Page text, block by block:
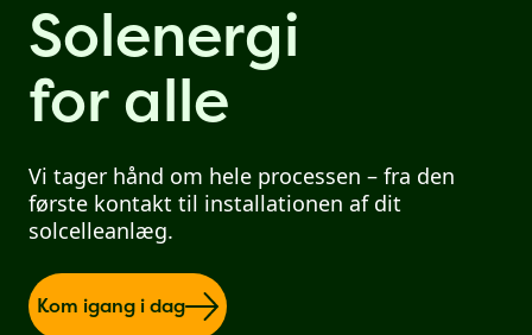
Solenergi
for alle
Vi tager hånd om hele processen – fra den
første kontakt til installationen af dit
solcelleanlæg.
Kom igang i dag